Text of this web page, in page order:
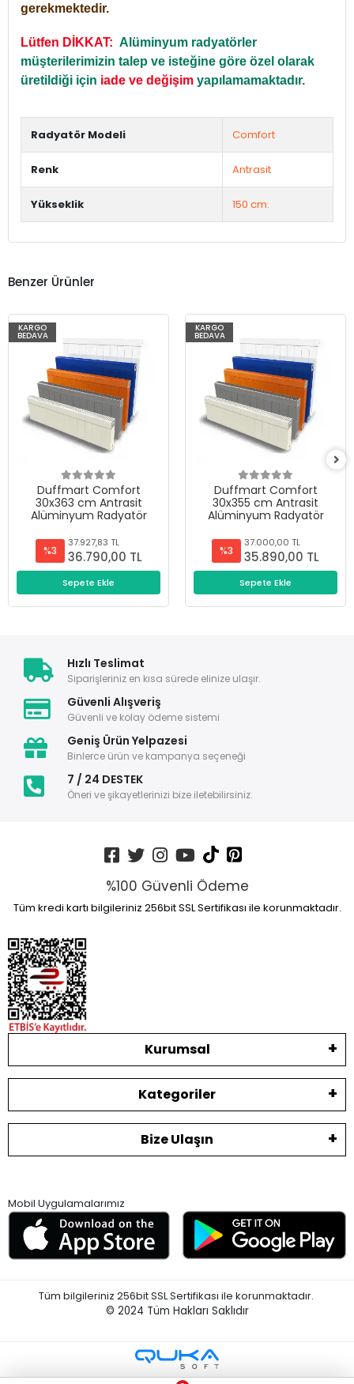
gerekmektedir.
Lütfen DİKKAT: Alüminyum radyatörler
müşterilerimizin talep ve isteğine göre özel olarak
üretildiği için iade ve değişim yapılamamaktadır.
Radyatör Modeli Comfort
Renk Antrasit
Yükseklik 150 cm.
Benzer Ürünler
KARGO
BEDAVA
Duffmart Comfort
30x363 cm Antrasit
Alüminyum Radyatör
%3
37.927,83 TL
36.790,00 TL
Sepete Ekle
KARGO
BEDAVA
Duffmart Comfort
30x355 cm Antrasit
Alüminyum Radyatör
%3
37.000,00 TL
35.890,00 TL
Sepete Ekle
Hızlı Teslimat
Siparişleriniz en kısa sürede elinize ulaşır.
Güvenli Alışveriş
Güvenli ve kolay ödeme sistemi
Geniş Ürün Yelpazesi
Binlerce ürün ve kampanya seçeneği
7 / 24 DESTEK
Öneri ve şikayetlerinizi bize iletebilirsiniz.
%100 Güvenli Ödeme
Tüm kredi kartı bilgileriniz 256bit SSL Sertifikası ile korunmaktadır.
Kurumsal
Kategoriler
Bize Ulaşın
Mobil Uygulamalarımız
Tüm bilgileriniz 256bit SSL Sertifikası ile korunmaktadır.
© 2024 Tüm Hakları Saklıdır